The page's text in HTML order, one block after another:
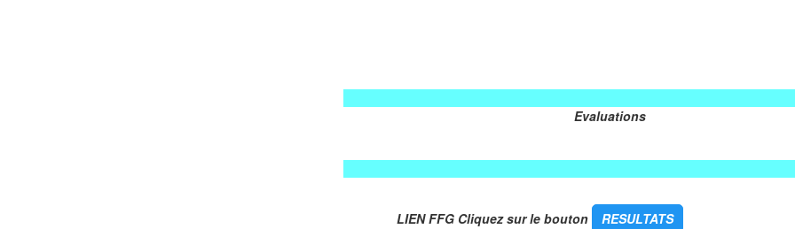
Evaluations
LIEN FFG Cliquez sur le bouton RESULTATS